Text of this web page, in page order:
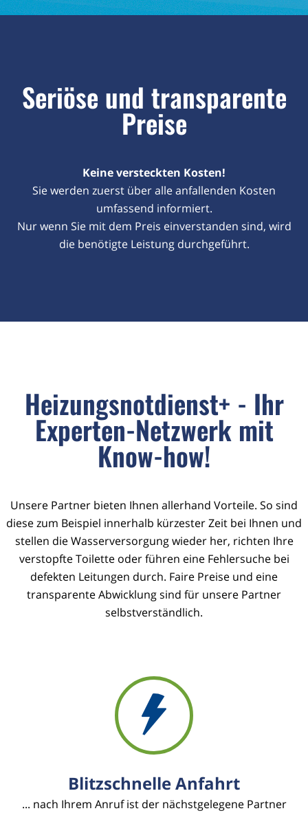
Seriöse und transparente
Preise
Keine versteckten Kosten!
Sie werden zuerst über alle anfallenden Kosten
umfassend informiert.
Nur wenn Sie mit dem Preis einverstanden sind, wird
die benötigte Leistung durchgeführt.
Heizungsnotdienst+ - Ihr
Experten-Netzwerk mit
Know-how!
Unsere Partner bieten Ihnen allerhand Vorteile. So sind
diese zum Beispiel innerhalb kürzester Zeit bei Ihnen und
stellen die Wasserversorgung wieder her, richten Ihre
verstopfte Toilette oder führen eine Fehlersuche bei
defekten Leitungen durch. Faire Preise und eine
transparente Abwicklung sind für unsere Partner
selbstverständlich.
Blitzschnelle Anfahrt
... nach Ihrem Anruf ist der nächstgelegene Partner